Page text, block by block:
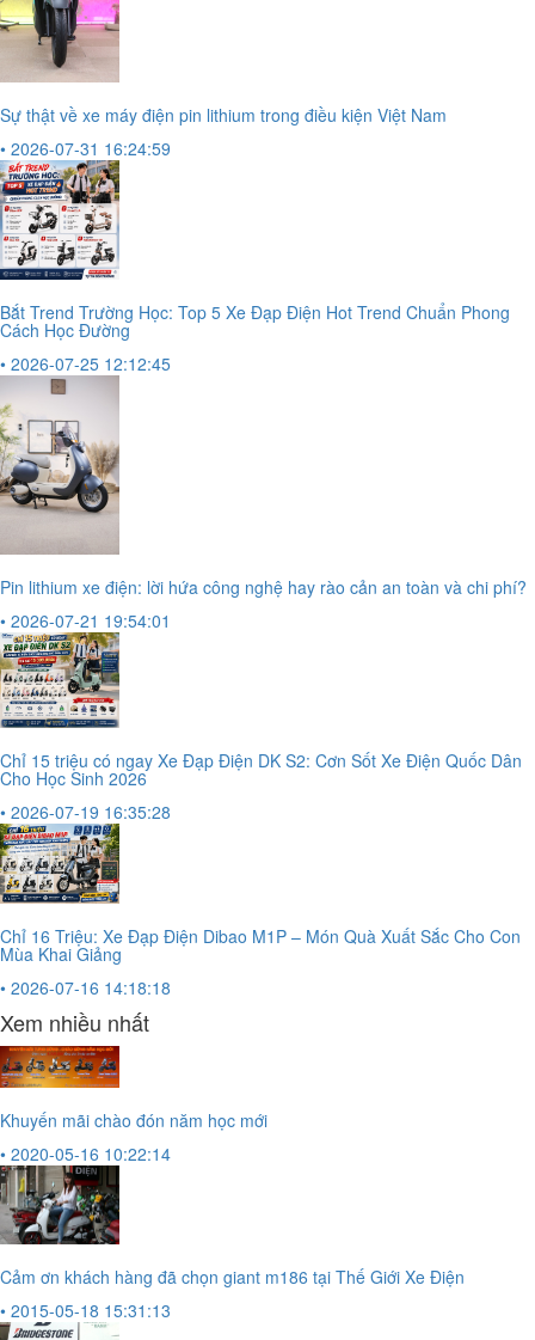
Sự thật về xe máy điện pin lithium trong điều kiện Việt Nam
• 2026-07-31 16:24:59
Bắt Trend Trường Học: Top 5 Xe Đạp Điện Hot Trend Chuẩn Phong
Cách Học Đường
• 2026-07-25 12:12:45
Pin lithium xe điện: lời hứa công nghệ hay rào cản an toàn và chi phí?
• 2026-07-21 19:54:01
Chỉ 15 triệu có ngay Xe Đạp Điện DK S2: Cơn Sốt Xe Điện Quốc Dân
Cho Học Sinh 2026
• 2026-07-19 16:35:28
Chỉ 16 Triệu: Xe Đạp Điện Dibao M1P – Món Quà Xuất Sắc Cho Con
Mùa Khai Giảng
• 2026-07-16 14:18:18
Xem nhiều nhất
Khuyến mãi chào đón năm học mới
• 2020-05-16 10:22:14
Cảm ơn khách hàng đã chọn giant m186 tại Thế Giới Xe Điện
• 2015-05-18 15:31:13